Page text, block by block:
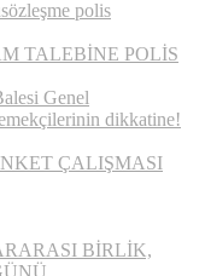
polis
TALEBİNE POLİS
Genel
dikkatine!
ÇALIŞMASI
BİRLİK,